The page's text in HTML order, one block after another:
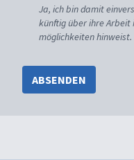
Ja, ich bin damit
künftig über ihre Arbeit
möglichkeiten hinweist.
ABSENDEN